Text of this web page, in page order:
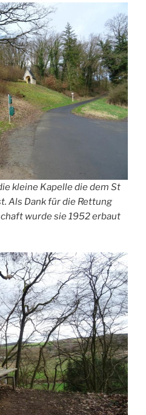
kleine Kapelle die dem St
Als Dank für die Rettung
wurde sie 1952 erbaut